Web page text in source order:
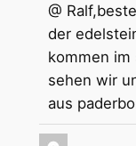
@
der
kommen im
sehen wir
aus